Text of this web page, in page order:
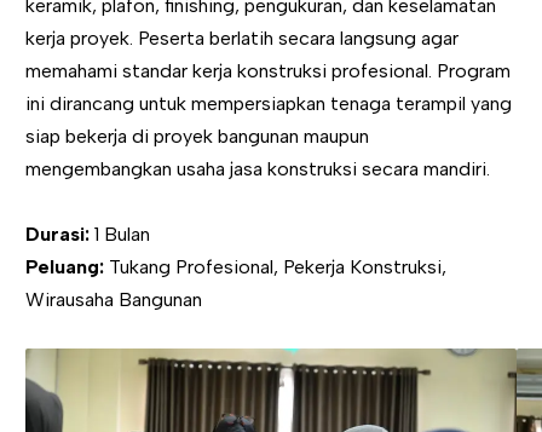
keramik, plafon, finishing, pengukuran, dan keselamatan
kerja proyek. Peserta berlatih secara langsung agar
memahami standar kerja konstruksi profesional. Program
ini dirancang untuk mempersiapkan tenaga terampil yang
siap bekerja di proyek bangunan maupun
mengembangkan usaha jasa konstruksi secara mandiri.
Durasi: 1 Bulan
Peluang: Tukang Profesional, Pekerja Konstruksi,
Wirausaha Bangunan